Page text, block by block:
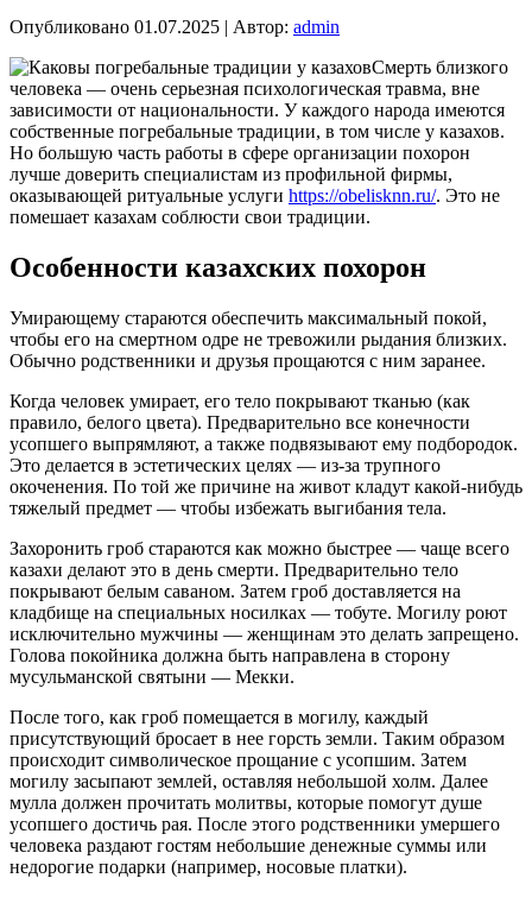
Опубликовано 01.07.2025 | Автор: admin
Смерть близкого
человека — очень серьезная психологическая травма, вне
зависимости от национальности. У каждого народа имеются
собственные погребальные традиции, в том числе у казахов.
Но большую часть работы в сфере организации похорон
лучше доверить специалистам из профильной фирмы,
оказывающей ритуальные услуги https://obelisknn.ru/. Это не
помешает казахам соблюсти свои традиции.
Особенности казахских похорон
Умирающему стараются обеспечить максимальный покой,
чтобы его на смертном одре не тревожили рыдания близких.
Обычно родственники и друзья прощаются с ним заранее.
Когда человек умирает, его тело покрывают тканью (как
правило, белого цвета). Предварительно все конечности
усопшего выпрямляют, а также подвязывают ему подбородок.
Это делается в эстетических целях — из-за трупного
окоченения. По той же причине на живот кладут какой-нибудь
тяжелый предмет — чтобы избежать выгибания тела.
Захоронить гроб стараются как можно быстрее — чаще всего
казахи делают это в день смерти. Предварительно тело
покрывают белым саваном. Затем гроб доставляется на
кладбище на специальных носилках — тобуте. Могилу роют
исключительно мужчины — женщинам это делать запрещено.
Голова покойника должна быть направлена в сторону
мусульманской святыни — Мекки.
После того, как гроб помещается в могилу, каждый
присутствующий бросает в нее горсть земли. Таким образом
происходит символическое прощание с усопшим. Затем
могилу засыпают землей, оставляя небольшой холм. Далее
мулла должен прочитать молитвы, которые помогут душе
усопшего достичь рая. После этого родственники умершего
человека раздают гостям небольшие денежные суммы или
недорогие подарки (например, носовые платки).